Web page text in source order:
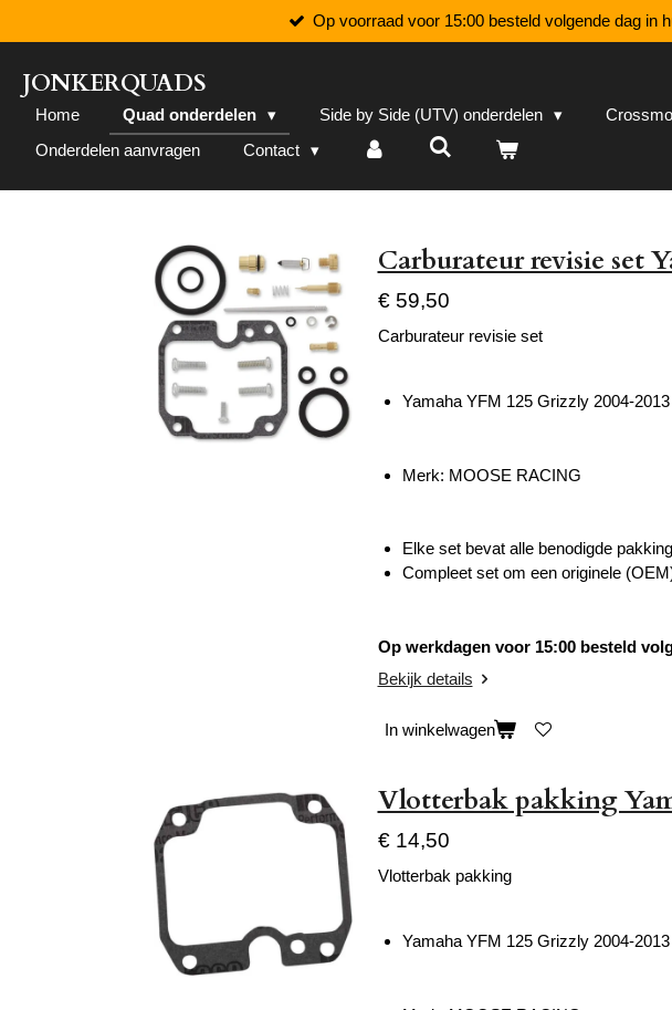
direct
naar
de
hoofdinhoud
Op voorraad voor 15:00 besteld volgende dag in
JONKERQUADS
Home Quad onderdelen Side by Side (UTV) onderdelen
Onderdelen aanvragen
Contact
Carburateur revisie set
€ 59,50
Carburateur revisie set
Yamaha YFM 125 Grizzly 2004-2013
Merk: MOOSE RACING
Elke set bevat alle benodigde
Compleet set om een originele
Op werkdagen voor 15:00 besteld
Bekijk details
In winkelwagen
Vlotterbak pakking
€ 14,50
Vlotterbak pakking
Yamaha YFM 125 Grizzly 2004-2013